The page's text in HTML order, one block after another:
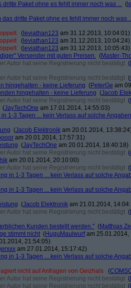
Paket ohne es fehlt immer noch was ... (
das dritte Paket ohne es fehlt immer noch was
( leviathan123 am 31.12.2013, 10:04:01)
( leviathan123 am 31.12.2013, 10:04:24)
( leviathan123 am 31.12.2013, 10:05:43)
Versender mit guten Preisen. (Master-
Autor hat seine Registrierung nicht bestätigt (
Autor hat seine Registrierung nicht bestätigt (
hingehalten - keine Lieferung (PeterGe am
hingehalten - keine Lieferung (Jacob
Autor hat seine Registrierung nicht bestätigt (
(JayTechOne am 17.01.2014, 14:55:03)
1-3 Tagen ... kein Verlass auf solche
(Jacob Elektronik am 20.01.2014,
am 20.01.2014, 17:57:31)
(JayTechOne am 20.01.2014, 18:40:18)
Autor hat seine Registrierung nicht bestätigt (
am 20.01.2014, 20:10:00)
Autor hat seine Registrierung nicht bestätigt (
in 1-3 Tagen ... kein Verlass auf solche
in 1-3 Tagen ... kein Verlass auf solche
(Jacob Elektronik am 21.01.2014,
Autor hat seine Registrierung nicht bestätigt (
Kunden bestellt werden." (Matthias
stimmt nicht (HuguMaulwurfam 25.01.2014,
21:54:05)
am 27.01.2014, 15:17:42)
in 1-3 Tagen ... kein Verlass auf solche
nicht auf Anfragen von Geizhals (
Autor hat seine Registrierung nicht bestätigt (
Autor hat seine Registrierung nicht bestätigt (